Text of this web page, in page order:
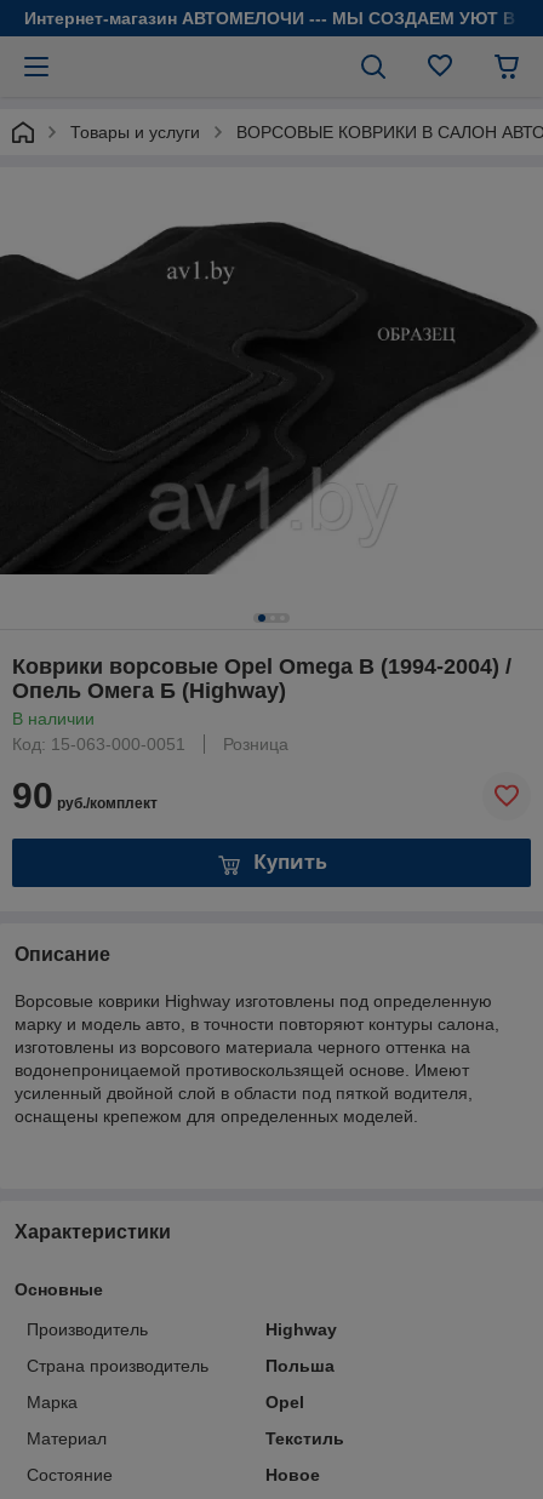
Интернет-магазин АВТОМЕЛОЧИ --- МЫ СОЗДАЕМ УЮТ В
Товары и услуги ВОРСОВЫЕ КОВРИКИ В САЛОН
Коврики ворсовые Opel Omega B (1994-2004) /
Опель Омега Б (Highway)
В наличии
Код: 15-063-000-0051
Розница
90 руб./комплект
Купить
Описание
Ворсовые коврики Highway изготовлены под определенную
марку и модель авто, в точности повторяют контуры салона,
изготовлены из ворсового материала черного оттенка на
водонепроницаемой противоскользящей основе. Имеют
усиленный двойной слой в области под пяткой водителя,
оснащены крепежом для определенных моделей.
Характеристики
Основные
Производитель
Highway
Страна производитель
Польша
Марка
Opel
Материал
Текстиль
Состояние
Новое